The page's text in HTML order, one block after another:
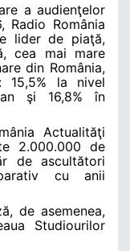
a audienţelor
Radio România
lider de piaţă,
cea mai mare
din România,
15,5% la nivel
şi 16,8% în
Actualităţi
2.000.000 de
de ascultători
cu anii
de asemenea,
Studiourilor